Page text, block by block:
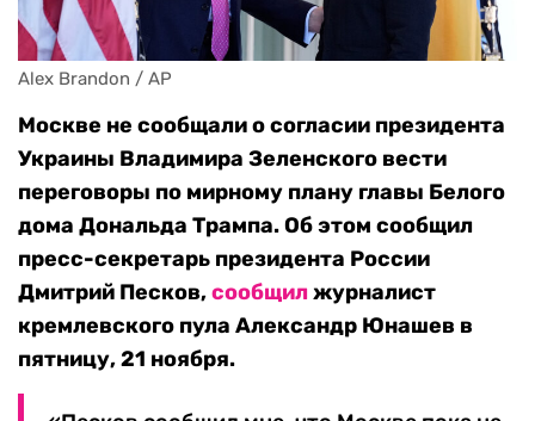
Alex Brandon / AP
Москве не сообщали о согласии президента
Украины Владимира Зеленского вести
переговоры по мирному плану главы Белого
дома Дональда Трампа. Об этом сообщил
пресс-секретарь президента России
Дмитрий Песков,сообщилжурналист
кремлевского пула Александр Юнашев в
пятницу, 21 ноября.